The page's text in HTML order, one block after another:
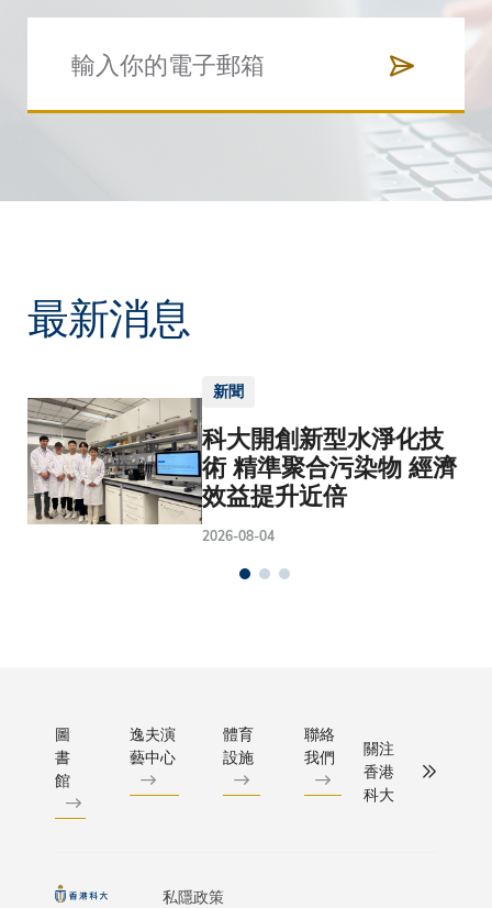
最新消息
新聞
科大開創新型水淨化技
術 精準聚合污染物 經濟
效益提升近倍
2026-08-04
圖
書
館
逸夫演
藝中心
體育
設施
聯絡
我們
關注
香港
科大
私隱政策